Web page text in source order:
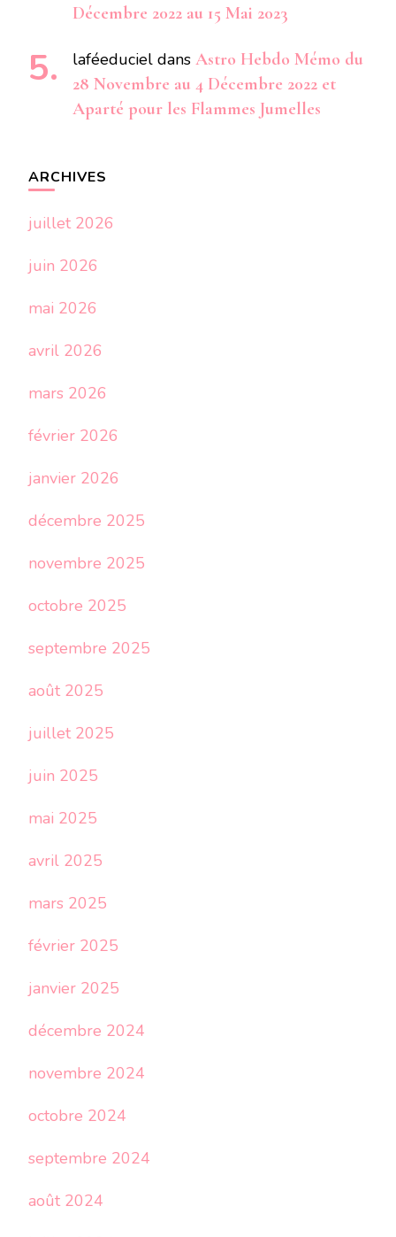
Décembre 2022 au 15 Mai 2023
laféeduciel dans Astro Hebdo Mémo du
28 Novembre au 4 Décembre 2022 et
Aparté pour les Flammes Jumelles
ARCHIVES
juillet 2026
juin 2026
mai 2026
avril 2026
mars 2026
février 2026
janvier 2026
décembre 2025
novembre 2025
octobre 2025
septembre 2025
août 2025
juillet 2025
juin 2025
mai 2025
avril 2025
mars 2025
février 2025
janvier 2025
décembre 2024
novembre 2024
octobre 2024
septembre 2024
août 2024